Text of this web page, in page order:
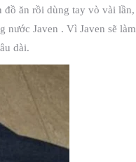
đồ ăn rồi dùng tay vò vài lần,
nước Javen . Vì Javen sẽ làm
dài.